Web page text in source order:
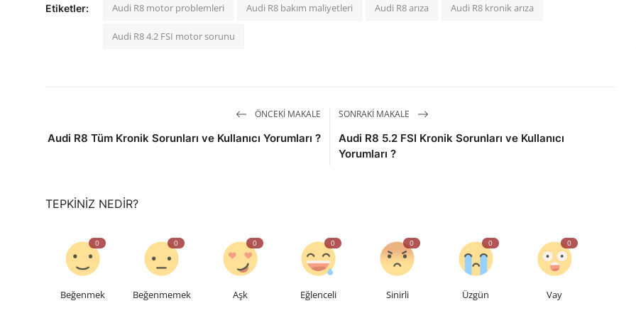
Etiketler: Audi R8 motor problemleri Audi R8 bakım maliyetleri Audi R8 arıza Audi R8 kronik arıza
Audi R8 4.2 FSI motor sorunu
ÖNCEKI MAKALE
Audi R8 Tüm Kronik Sorunları ve Kullanıcı Yorumları ?
SONRAKI MAKALE
Audi R8 5.2 FSI Kronik Sorunları ve Kullanıcı
Yorumları ?
TEPKINIZ NEDIR?
0
Beğenmek
0
Beğenmemek
0
Aşk
0
Eğlenceli
0
Sinirli
0
Üzgün
0
Vay